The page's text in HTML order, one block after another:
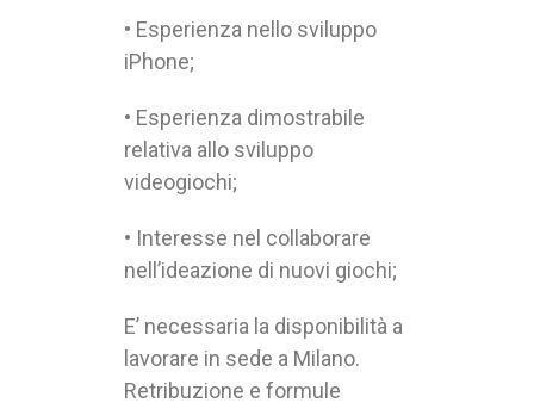
• Esperienza nello sviluppo
iPhone;
• Esperienza dimostrabile
relativa allo sviluppo
videogiochi;
• Interesse nel collaborare
nell’ideazione di nuovi giochi;
E’ necessaria la disponibilità a
lavorare in sede a Milano.
Retribuzione e formule